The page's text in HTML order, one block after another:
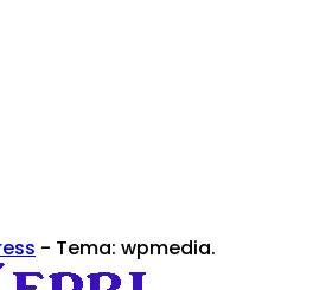
- Tema: wpmedia.